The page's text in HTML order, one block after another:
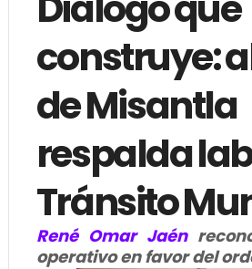
construye:
de Misantla
respalda
Tránsito
René Omar Jaén
operativo en favor del